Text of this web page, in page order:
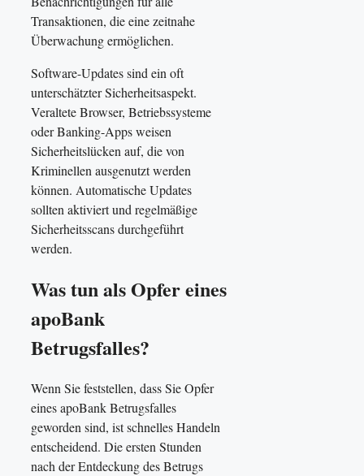
Transaktionen, die eine zeitnahe
Überwachung ermöglichen.
Software-Updates sind ein oft
unterschätzter Sicherheitsaspekt.
Veraltete Browser, Betriebssysteme
oder Banking-Apps weisen
Sicherheitslücken auf, die von
Kriminellen ausgenutzt werden
können. Automatische Updates
sollten aktiviert und regelmäßige
Sicherheitsscans durchgeführt
werden.
Was tun als Opfer eines
apoBank
Betrugsfalles?
Wenn Sie feststellen, dass Sie Opfer
eines apoBank Betrugsfalles
geworden sind, ist schnelles Handeln
entscheidend. Die ersten Stunden
nach der Entdeckung des Betrugs